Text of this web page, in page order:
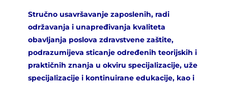
Stručno usavršavanje zaposlenih, radi
održavanja i unapređivanja kvaliteta
obavljanja poslova zdravstvene zaštite,
podrazumijeva sticanje određenih teorijskih i
praktičnih znanja u okviru specijalizacije, uže
specijalizacije i kontinuirane edukacije, kao i